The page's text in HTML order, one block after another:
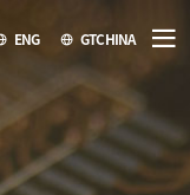
ENG GTCHINA